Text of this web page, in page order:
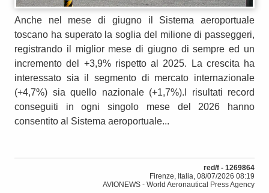
Anche nel mese di giugno il Sistema aeroportuale
toscano ha superato la soglia del milione di passeggeri,
registrando il miglior mese di giugno di sempre ed un
incremento del +3,9% rispetto al 2025. La crescita ha
interessato sia il segmento di mercato internazionale
(+4,7%) sia quello nazionale (+1,7%).I risultati record
conseguiti in ogni singolo mese del 2026 hanno
consentito al Sistema aeroportuale...
red/f - 1269864
Firenze, Italia, 08/07/2026 08:19
AVIONEWS - World Aeronautical Press Agency